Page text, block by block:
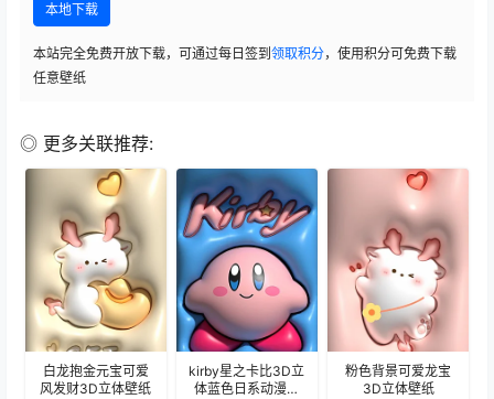
本地下载
本站完全免费开放下载，可通过每日签到 领取积分，使用积分可免费下载
任意壁纸
◎ 更多关联推荐:
白龙抱金元宝可爱
风发财3D立体壁纸
kirby星之卡比3D立
体蓝色日系动漫壁
粉色背景可爱龙宝
3D立体壁纸